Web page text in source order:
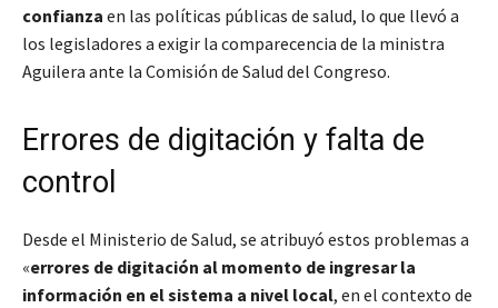
confianza en las políticas públicas de salud, lo que llevó a
los legisladores a exigir la comparecencia de la ministra
Aguilera ante la Comisión de Salud del Congreso.
Errores de digitación y falta de
control
Desde el Ministerio de Salud, se atribuyó estos problemas a
«errores de digitación al momento de ingresar la
información en el sistema a nivel local, en el contexto de